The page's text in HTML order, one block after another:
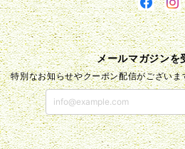
メールマガジンを
特別なお知らせやクーポン配信がござい